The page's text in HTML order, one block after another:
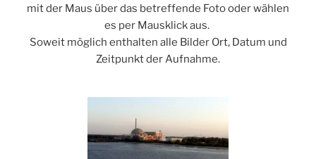
mit der Maus über das betreffende Foto oder wählen
es per Mausklick aus.
Soweit möglich enthalten alle Bilder Ort, Datum und
Zeitpunkt der Aufnahme.